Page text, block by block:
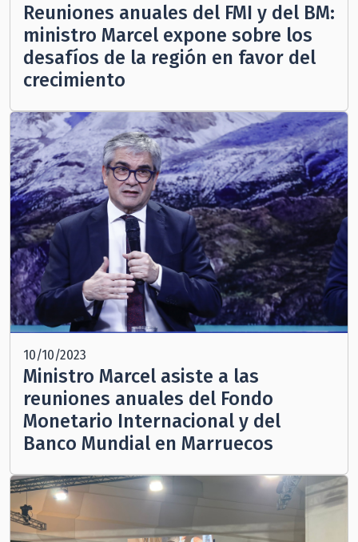
Reuniones anuales del FMI y del BM:
ministro Marcel expone sobre los
desafíos de la región en favor del
crecimiento
10/10/2023
Ministro Marcel asiste a las
reuniones anuales del Fondo
Monetario Internacional y del
Banco Mundial en Marruecos